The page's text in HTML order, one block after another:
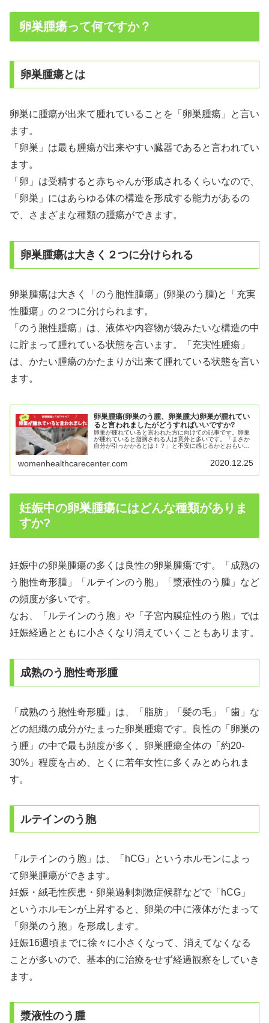
卵巣腫瘍って何ですか？
卵巣腫瘍とは
卵巣に腫瘍が出来て腫れていることを「卵巣腫瘍」と言い
ます。
「卵巣」は最も腫瘍が出来やすい臓器であると言われてい
ます。
「卵」は受精すると赤ちゃんが形成されるくらいなので、
「卵巣」にはあらゆる体の構造を形成する能力があるの
で、さまざまな種類の腫瘍ができます。
卵巣腫瘍は大きく２つに分けられる
卵巣腫瘍は大きく「のう胞性腫瘍」(卵巣のう腫)と「充実
性腫瘍」の２つに分けられます。
「のう胞性腫瘍」は、液体や内容物が袋みたいな構造の中
に貯まって腫れている状態を言います。「充実性腫瘍」
は、かたい腫瘍のかたまりが出来て腫れている状態を言い
ます。
卵巣腫瘍(卵巣のう腫、卵巣腫大)卵巣が腫れてい
ると言われましたがどうすればいいですか?
卵巣が腫れていると言われた方に向けての記事です。卵巣
が腫れていると指摘される人は意外と多いです。「まさか
自分が引っかかるとは！？」と不安に感じるかとおもいま
悪化するもの、実は悪性腫瘍(がん)であるケースもありま
す。卵巣が腫れていると言われた場合について説明しま
womenhealthcarecenter.com 2020.12.25
妊娠中の卵巣腫瘍にはどんな種類がありま
すか?
妊娠中の卵巣腫瘍の多くは良性の卵巣腫瘍です。「成熟の
う胞性奇形腫」「ルテインのう胞」「漿液性のう腫」など
の頻度が多いです。
なお、「ルテインのう胞」や「子宮内膜症性のう胞」では
妊娠経過とともに小さくなり消えていくこともあります。
成熟のう胞性奇形腫
「成熟のう胞性奇形腫」は、「脂肪」「髪の毛」「歯」な
どの組織の成分がたまった卵巣腫瘍です。良性の「卵巣の
う腫」の中で最も頻度が多く、卵巣腫瘍全体の「約20-
30%」程度を占め、とくに若年女性に多くみとめられま
す。
ルテインのう胞
「ルテインのう胞」は、「hCG」というホルモンによっ
て卵巣腫瘍ができます。
妊娠・絨毛性疾患・卵巣過剰刺激症候群などで「hCG」
というホルモンが上昇すると、卵巣の中に液体がたまって
「卵巣のう胞」を形成します。
妊娠16週頃までに徐々に小さくなって、消えてなくなる
ことが多いので、基本的に治療をせず経過観察をしていき
ます。
漿液性のう腫